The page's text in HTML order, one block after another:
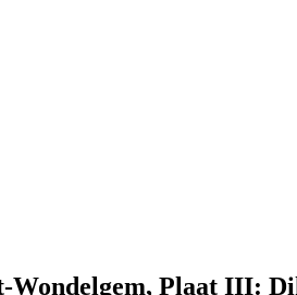
Wondelgem, Plaat III: